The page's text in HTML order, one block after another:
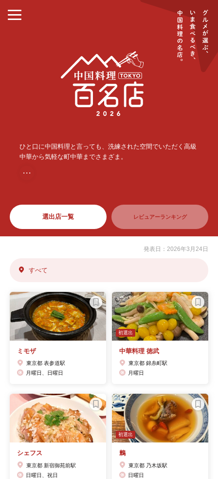
ひと口に中国料理と言っても、洗練された空間でいただく高級
中華から気軽な町中華までさまざま。
・・・
選出店一覧 レビュアーランキング
発表日：2026年3月24日
すべて
ミモザ
東京都 表参道駅
月曜日、日曜日
初選出
中華料理 徳武
東京都 錦糸町駅
月曜日
シェフス
東京都 新宿御苑前駅
日曜日、祝日
初選出
鶫
東京都 乃木坂駅
日曜日